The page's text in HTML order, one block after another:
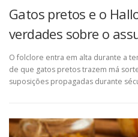
Gatos pretos e o
verdades sobre o
O folclore entra em alta durante a
de que gatos pretos trazem má
suposições propagadas durante